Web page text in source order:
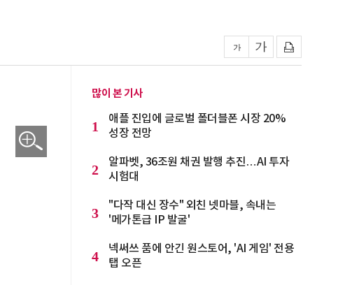
많이 본 기사
1
애플 진입에 글로벌 폴더블폰 시장 20%
성장 전망
2
알파벳, 36조원 채권 발행 추진…AI 투자
시험대
3
"다작 대신 장수" 외친 넷마블, 속내는
'메가톤급 IP 발굴'
4
넥써쓰 품에 안긴 원스토어, 'AI 게임' 전용
탭 오픈